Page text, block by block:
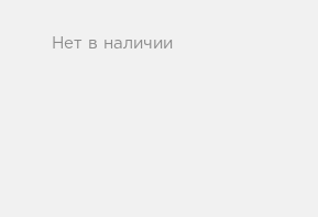
Нет в наличии